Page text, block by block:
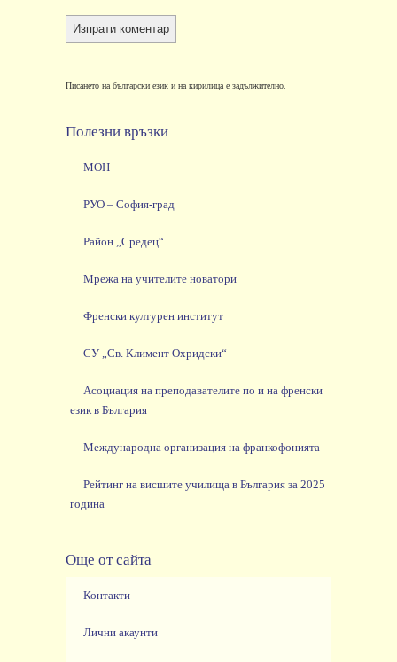
Писането на български език и на кирилица е задължително.
Полезни връзки
МОН
РУО – София-град
Район „Средец“
Мрежа на учителите новатори
Френски културен институт
СУ „Св. Климент Охридски“
Асоциация на преподавателите по и на френски
език в България
Международна организация на франкофонията
Рейтинг на висшите училища в България за 2025
година
Още от сайта
Контакти
Лични акаунти